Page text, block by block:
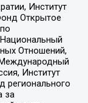
Институт
Открытое
Отношений,
Международный
Институт
регионального
за